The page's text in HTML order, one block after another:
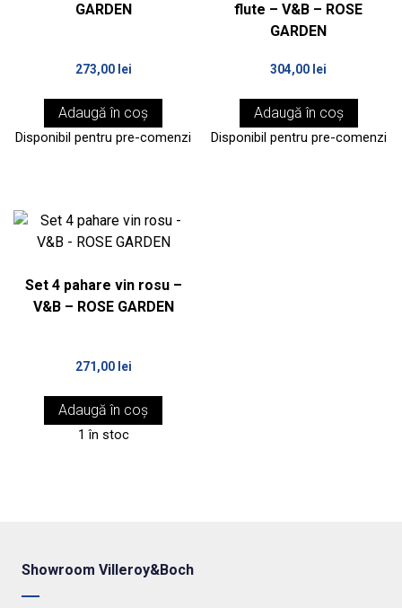
GARDEN
273,00 lei
Adaugă în coș
Disponibil pentru pre-comenzi
flute – V&B – ROSE
GARDEN
304,00 lei
Adaugă în coș
Disponibil pentru pre-comenzi
Set 4 pahare vin rosu –
V&B – ROSE GARDEN
271,00 lei
Adaugă în coș
1 în stoc
Showroom Villeroy&Boch